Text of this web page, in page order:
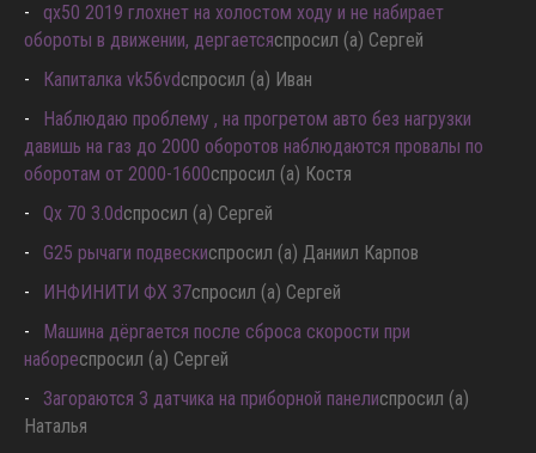
qx50 2019 глохнет на холостом ходу и не набирает
обороты в движении, дергаетсяспросил (а) Сергей
Капиталка vk56vdспросил (а) Иван
Наблюдаю проблему , на прогретом авто без нагрузки
давишь на газ до 2000 оборотов наблюдаются провалы по
оборотам от 2000-1600спросил (а) Костя
Qx 70 3.0dспросил (а) Сергей
G25 рычаги подвескиспросил (а) Даниил Карпов
ИНФИНИТИ ФХ 37спросил (а) Сергей
Машина дёргается после сброса скорости при
набореспросил (а) Сергей
Загораются 3 датчика на приборной панелиспросил (а)
Наталья